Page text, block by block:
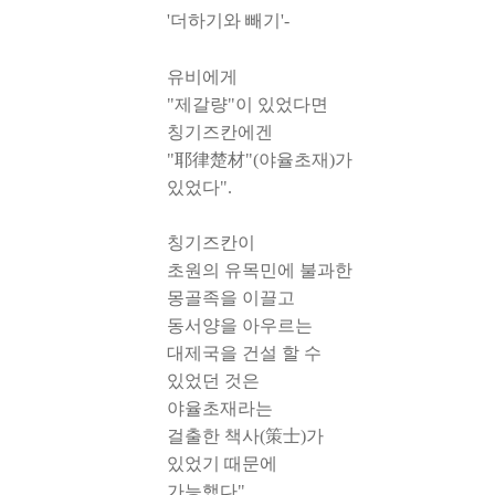
'더하기와 빼기'-
유비에게
"제갈량"이 있었다면
칭기즈칸에겐
"耶律楚材"(야율초재)가
있었다".
칭기즈칸이
초원의 유목민에 불과한
몽골족을 이끌고
동서양을 아우르는
대제국을 건설 할 수
있었던 것은
야율초재라는
걸출한 책사(策士)가
있었기 때문에
가능했다".